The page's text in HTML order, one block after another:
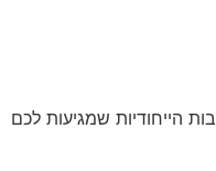
הייחודיות שמגיעות לכם